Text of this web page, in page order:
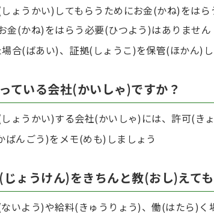
ょうかい)してもらうためにお金(かね)をは
金(かね)をはらう必要(ひつよう)はありません
合(ばあい)、証拠(しょうこ)を保管(ほかん)
ている会社(かいしゃ)ですか？
ょうかい)する会社(かいしゃ)には、許可(き
んごう)をメモ(めも)しましょう
ょうけん)をきちんと教(おし)えて
いよう)や給料(きゅうりょう)、働(はたら)く